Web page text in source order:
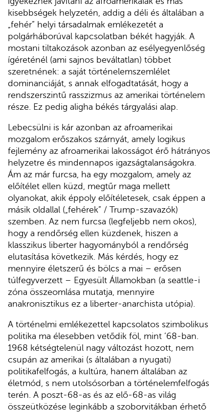
kisebbségek helyzetén, addig a déli és általában a
„fehér” helyi társadalmak emlékezetét a
polgárháborúval kapcsolatban békét hagyják. A
mostani tiltakozások azonban az esélyegyenlőség
ígéreténél (ami sajnos beváltatlan) többet
szeretnének: a saját történelemszemlélet
dominanciáját, s annak elfogadtatását, hogy a
rendszerszintű rasszizmus az amerikai történelem
része. Ez pedig aligha békés tárgyalási alap.
Lebecsülni is kár azonban az afroamerikai
mozgalom erőszakos szárnyát, amely logikus
fejlemény az afroamerikai lakosságot érő hátrányos
helyzetre és mindennapos igazságtalanságokra.
Ám az már furcsa, ha egy mozgalom, amely az
előítélet ellen küzd, megtűr maga mellett
olyanokat, akik éppoly előítéletesek, csak éppen a
másik oldallal („fehérek” / Trump-szavazók)
szemben. Az nem furcsa (legfeljebb nem okos),
hogy a rendőrség ellen küzdenek, hiszen a
klasszikus liberter hagyományból a rendőrség
elutasítása következik. Más kérdés, hogy ez
mennyire életszerű és bölcs a mai – erősen
túlfegyverzett – Egyesült Államokban (a seattle-i
zóna összeomlása mutatja, mennyire
anakronisztikus ez a liberter-anarchista utópia).
A történelmi emlékezettel kapcsolatos szimbolikus
politika ma élesebben vetődik föl, mint ’68-ban.
1968 kétségtelenül nagy változást hozott, nem
csupán az amerikai (s általában a nyugati)
politikafelfogás, a kultúra, hanem általában az
életmód, s nem utolsósorban a történelemfelfogás
terén. A poszt-68-as és az elő-68-as világ
összeütközése leginkább a szoborvitákban érhető